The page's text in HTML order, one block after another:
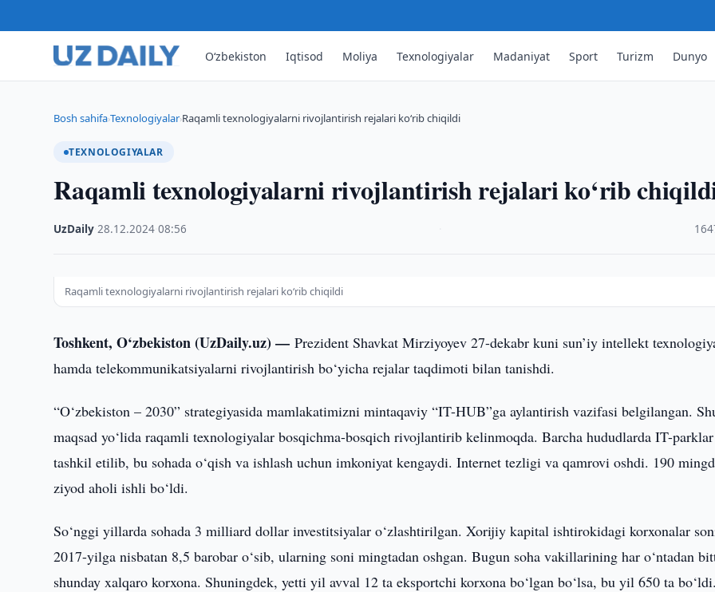
O‘zbekiston Iqtisod Moliya Texnologiyalar Madaniyat Sport Turizm Dunyo
Bosh sahifa›Texnologiyalar›Raqamli texnologiyalarni rivojlantirish rejalari ko‘rib chiqildi
TEXNOLOGIYALAR
Raqamli texnologiyalarni rivojlantirish rejalari ko‘rib
UzDaily ·28.12.2024 ·08:56
Raqamli texnologiyalarni rivojlantirish rejalari ko‘rib chiqildi
Toshkent, O‘zbekiston (UzDaily.uz) —Prezident Shavkat Mirziyoyev 27-dekabr kuni sun’iy intellekt
hamda telekommunikatsiyalarni rivojlantirish bo‘yicha rejalar taqdimoti bilan tanishdi.
“O‘zbekiston – 2030” strategiyasida mamlakatimizni mintaqaviy “IT-HUB”ga aylantirish vazifasi belgilangan.
maqsad yo‘lida raqamli texnologiyalar bosqichma-bosqich rivojlantirib kelinmoqda. Barcha hududlarda IT-parklar
tashkil etilib, bu sohada o‘qish va ishlash uchun imkoniyat kengaydi. Internet tezligi va qamrovi oshdi. 190
ziyod aholi ishli bo‘ldi.
So‘nggi yillarda sohada 3 milliard dollar investitsiyalar o‘zlashtirilgan. Xorijiy kapital ishtirokidagi korxonalar
2017-yilga nisbatan 8,5 barobar o‘sib, ularning soni mingtadan oshgan. Bugun soha vakillarining har o‘ntadan
shunday xalqaro korxona. Shuningdek, yetti yil avval 12 ta eksportchi korxona bo‘lgan bo‘lsa, bu yil 650 ta